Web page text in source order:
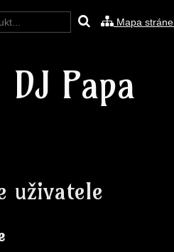
Mapa
DJ Papa
uživatele